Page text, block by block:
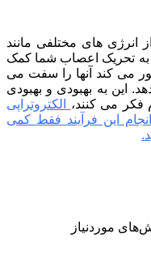
انرژی های مختلفی مانند
به تحریک اعصاب شما کمک
می کند آنها را سفت می
این به بهبودی و بهبودی
می کنند، الکتروتراپی
این فرآیند فقط کمی
موردنیاز